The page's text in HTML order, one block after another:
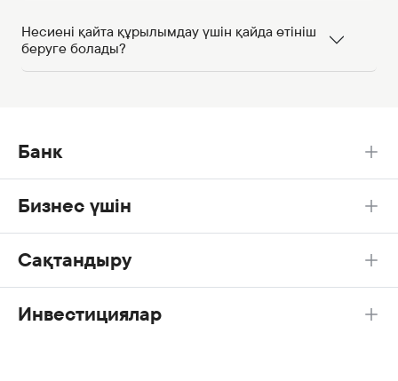
Несиені қайта құрылымдау үшін қайда өтініш
беруге болады?
Банк
Бизнес үшін
Сақтандыру
Инвестициялар